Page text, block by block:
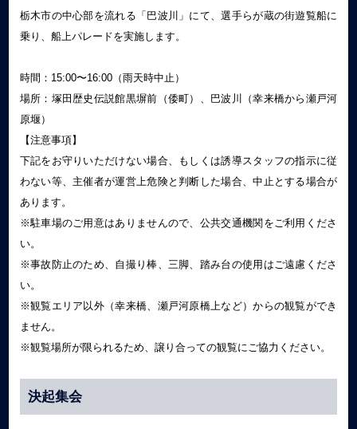
栃木市の中心部を流れる「巴波川」にて、選手らが蔵の街遊覧船に
乗り、船上パレードを実施します。
時間：15:00〜16:00（雨天時中止）
場所：塚田歴史伝説館黒塀前（倭町）、巴波川（幸来橋から瀬戸河
原堰）
【注意事項】
下記をお守りいただけない場合、もしくは誘導スタッフの指示に従
わない等、主催者が運営上危険と判断した場合、中止とする場合が
あります。
※駐車場のご用意はありませんので、公共交通機関をご利用くださ
い。
※事故防止のため、自撮り棒、三脚、踏み台の使用はご遠慮くださ
い。
※観覧エリア以外（幸来橋、瀬戸河原橋上など）からの観覧ができ
ません。
※観覧場所が限られるため、譲り合っての観覧にご協力ください。
決起集会